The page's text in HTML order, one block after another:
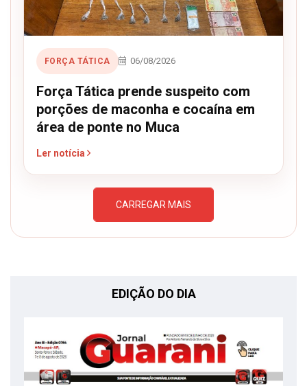
FORÇA TÁTICA 06/08/2026
Força Tática prende suspeito com
porções de maconha e cocaína em
área de ponte no Muca
Ler notícia
CARREGAR MAIS
EDIÇÃO DO DIA